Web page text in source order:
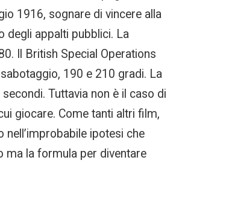
1916, sognare di vincere alla
degli appalti pubblici. La
Il British Special Operations
190 e 210 gradi. La
Tuttavia non è il caso di
giocare. Come tanti altri film,
ipotesi che
ma la formula per diventare